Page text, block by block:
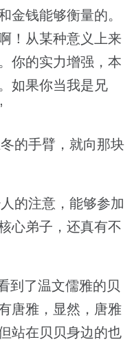
金钱能够衡量的。
！从某种意义上来
你的实力增强，本
如果你当我是兄
的手臂，就向那块
的注意，能够参加
心弟子，还真有不
到了温文儒雅的贝
唐雅，显然，唐雅
站在贝贝身边的也